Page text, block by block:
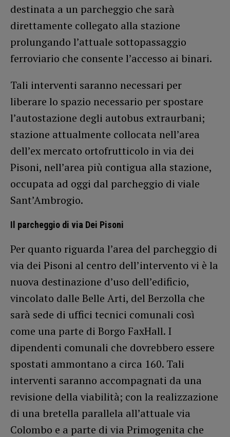
destinata a un parcheggio che sarà
direttamente collegato alla stazione
prolungando l’attuale sottopassaggio
ferroviario che consente l’accesso ai binari.
Tali interventi saranno necessari per
liberare lo spazio necessario per spostare
l’autostazione degli autobus extraurbani;
stazione attualmente collocata nell’area
dell’ex mercato ortofrutticolo in via dei
Pisoni, nell’area più contigua alla stazione,
occupata ad oggi dal parcheggio di viale
Sant’Ambrogio.
Il parcheggio di via Dei Pisoni
Per quanto riguarda l’area del parcheggio di
via dei Pisoni al centro dell’intervento vi è la
nuova destinazione d’uso dell’edificio,
vincolato dalle Belle Arti, del Berzolla che
sarà sede di uffici tecnici comunali così
come una parte di Borgo FaxHall. I
dipendenti comunali che dovrebbero essere
spostati ammontano a circa 160. Tali
interventi saranno accompagnati da una
revisione della viabilità; con la realizzazione
di una bretella parallela all’attuale via
Colombo e a parte di via Primogenita che